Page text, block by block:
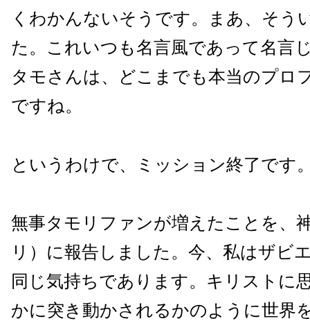
くわかんないそうです。まあ、そう
た。これいつも名言風であって名言
タモさんは、どこまでも本当のプロ
ですね。
というわけで、ミッション終了です
無事タモリファンが増えたことを、
リ）に報告しました。今、私はザビ
同じ気持ちであります。キリストに
かに突き動かされるかのように世界